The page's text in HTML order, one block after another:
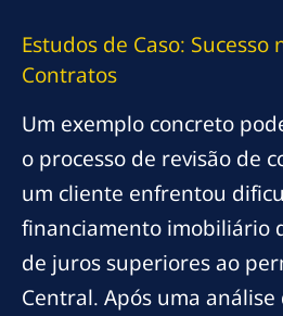
Estudos de Caso: Sucesso
Contratos
Um exemplo concreto
o processo de revisão de
um cliente enfrentou
financiamento imobiliário
de juros superiores ao
Central. Após uma